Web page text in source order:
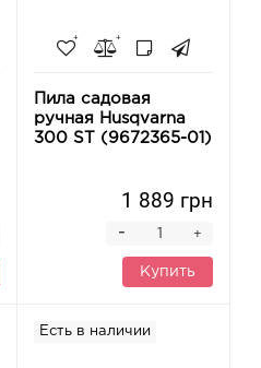
Пила садовая
ручная Husqvarna
300 ST (9672365-01)
1 889 грн
+
-
Купить
Есть в наличии